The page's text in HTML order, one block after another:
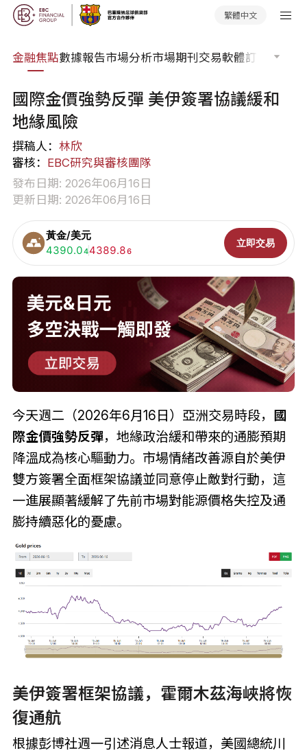
繁體中文
金融焦點數據報告市場分析市場期刊交易軟體訂單流
國際金價強勢反彈 美伊簽署協議緩和
地緣風險
撰稿人： 林欣
審核： EBC研究與審核團隊
發布日期: 2026年06月16日
更新日期: 2026年06月16日
黃金/美元
買入:
4390.04賣出:
4389.86
立即交易
今天週二（2026年6月16日）亞洲交易時段， 國
際金價強勢反彈，地緣政治緩和帶來的通膨預期
降溫成為核心驅動力。市場情緒改善源自於美伊
雙方簽署全面框架協議並同意停止敵對行動，這
一進展顯著緩解了先前市場對能源價格失控及通
膨持續惡化的憂慮。
美伊簽署框架協議，霍爾木茲海峽將恢
復通航
根據彭博社週一引述消息人士報道，美國總統川